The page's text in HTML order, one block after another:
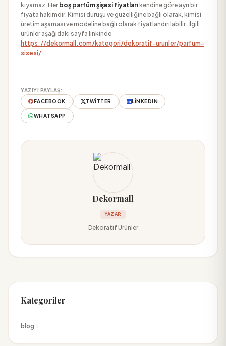
kıyamaz. Her boş parfüm şişesi fiyatları kendine göre ayrı bir
fiyata hakimdir. Kimisi duruşu ve güzelliğine bağlı olarak, kimisi
üretim aşaması ve modeline bağlı olarak fiyatlandırılabilir. İlgili
ürünler aşağıdaki sayfa linkinde
https://dekormall.com/kategori/dekoratif-urunler/parfum-
sisesi/
YAZIYI PAYLAŞ:
FACEBOOK
TWITTER LINKEDIN
WHATSAPP
Dekormall
YAZAR
Dekoratif Ürünler
Kategoriler
blog